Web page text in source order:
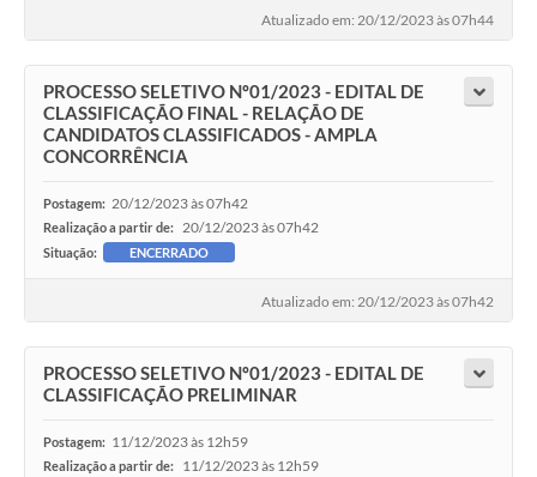
Atualizado em: 20/12/2023 às 07h44
PROCESSO SELETIVO Nº01/2023 - EDITAL DE
CLASSIFICAÇÃO FINAL - RELAÇÃO DE
CANDIDATOS CLASSIFICADOS - AMPLA
CONCORRÊNCIA
Postagem: 20/12/2023 às 07h42
Realização a partir de: 20/12/2023 às 07h42
Situação: ENCERRADO
Atualizado em: 20/12/2023 às 07h42
PROCESSO SELETIVO Nº01/2023 - EDITAL DE
CLASSIFICAÇÃO PRELIMINAR
Postagem: 11/12/2023 às 12h59
Realização a partir de: 11/12/2023 às 12h59